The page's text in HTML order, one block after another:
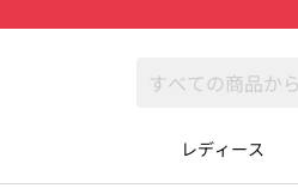
レディース